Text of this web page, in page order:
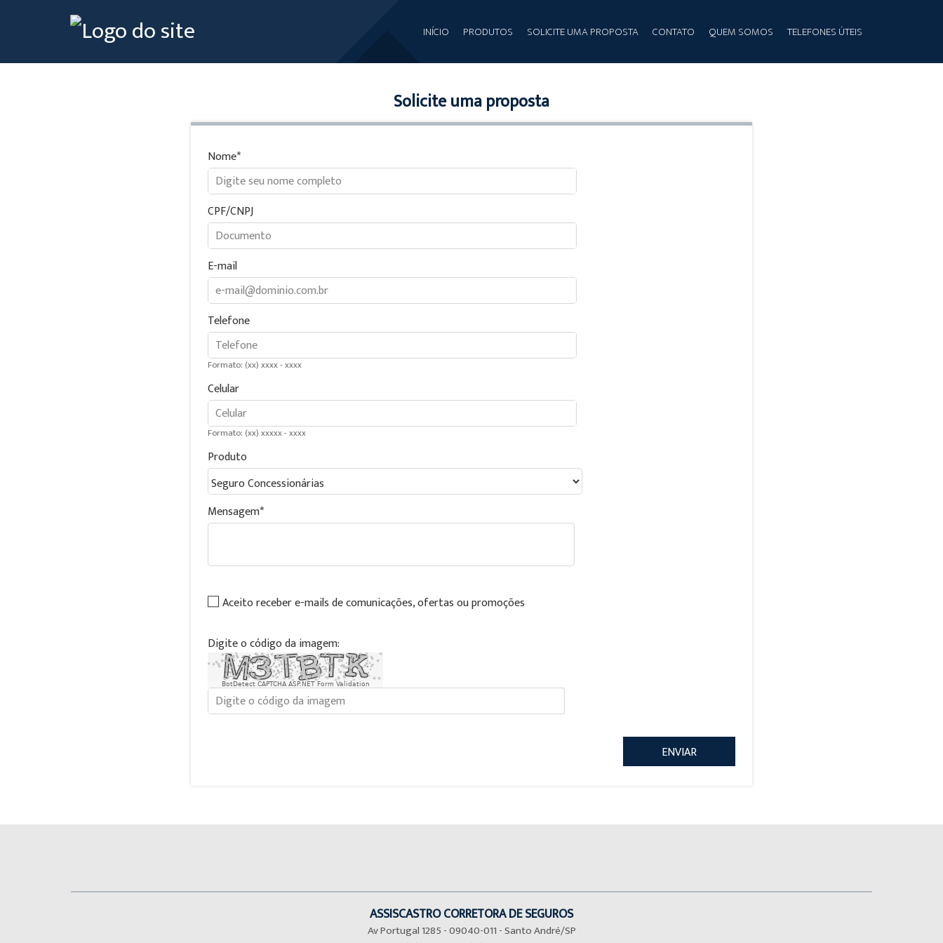
INÍCIO PRODUTOS SOLICITE UMA PROPOSTA CONTATO QUEM SOMOS TELEFONES ÚTEIS
Solicite uma proposta
Nome
CPF/CNPJ
E-mail
Telefone
Formato: (xx) xxxx - xxxx
Celular
Formato: (xx) xxxxx - xxxx
Produto
Mensagem
Aceito receber e-mails de comunicações, ofertas ou promoções
Digite o código da imagem:
BotDetect CAPTCHA ASP.NET Form Validation
ENVIAR
ASSISCASTRO CORRETORA DE SEGUROS
Av Portugal 1285 - 09040-011 - Santo André/SP